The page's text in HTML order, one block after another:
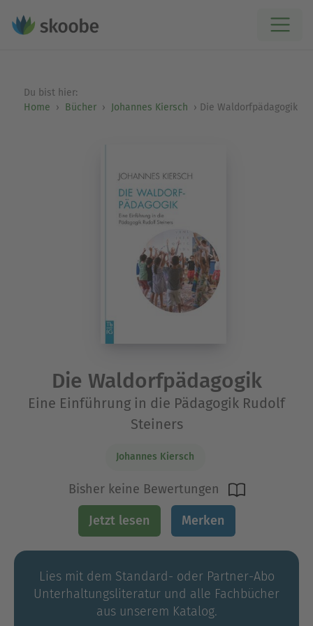
Du bist hier:
Home
Bücher Johannes Kiersch Die Waldorfpädagogik
Die Waldorfpädagogik
Eine Einführung in die Pädagogik Rudolf
Steiners
Johannes Kiersch
Bisher keine Bewertungen
Jetzt lesen Merken
Lies mit dem Standard- oder Partner-Abo
Unterhaltungs­literatur und alle Fachbücher
aus unserem Katalog.